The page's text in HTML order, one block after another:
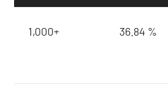
1,000+ 36.84 %